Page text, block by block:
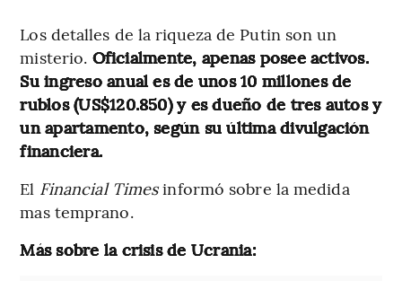
Los detalles de la riqueza de Putin son un
misterio. Oficialmente, apenas posee activos.
Su ingreso anual es de unos 10 millones de
rublos (US$120.850) y es dueño de tres autos y
un apartamento, según su última divulgación
financiera.
El Financial Timesinformó sobre la medida
mas temprano.
Más sobre la crisis de Ucrania: